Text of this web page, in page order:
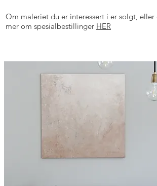
Om maleriet du er interessert i er solgt,
mer om spesialbestillinger HER